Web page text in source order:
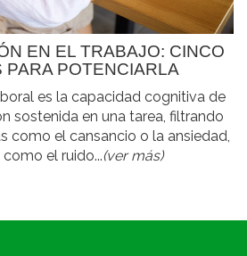
EN EL TRABAJO: CINCO
PARA POTENCIARLA
es la capacidad cognitiva de
sostenida en una tarea, filtrando
como el cansancio o la ansiedad,
el ruido...(ver más)